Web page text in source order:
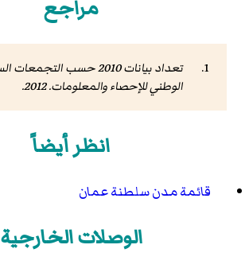
مراجع
تعداد بيانات 2010 حسب التجمعات السكانية
الوطني للإحصاء والمعلومات. 2012.
انظر أيضاً
قائمة مدن سلطنة عمان
الوصلات الخارجية